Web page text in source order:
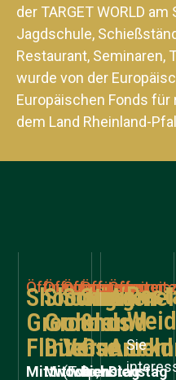
der TARGET WORLD
Jagdschule,
Restaurant, Seminaren,
wurde von der
Europäischen Fonds
dem Land Rheinland-
Öffnungszeiten
Shooting
Grounds
Flinte
Mittwoch
Öffnungszeiten
Shooting
Grounds
Büchse
Mittwoch
Öffnungszeiten
Schießen
ohne
(Trap,
Store
&
Gunroom
Dienstag
und
Dienstag
Sie